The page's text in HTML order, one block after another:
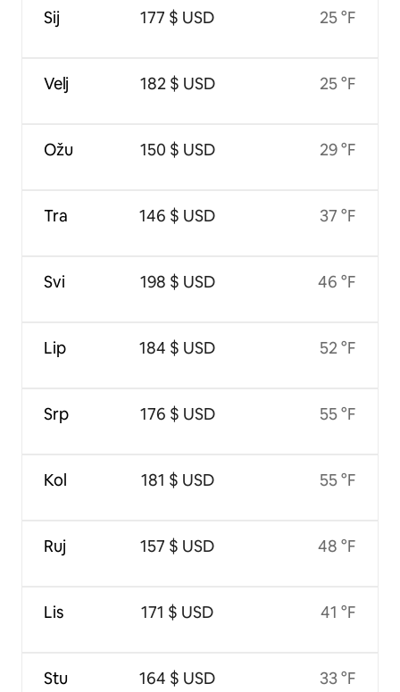
Sij
Velj
Ožu
Tra
Svi
Lip
Srp
Kol
Ruj
Lis
Stu
177 $ USD
182 $ USD
150 $ USD
146 $ USD
198 $ USD
184 $ USD
176 $ USD
181 $ USD
157 $ USD
171 $ USD
164 $ USD
25 °F
25 °F
29 °F
37 °F
46 °F
52 °F
55 °F
55 °F
48 °F
41 °F
33 °F